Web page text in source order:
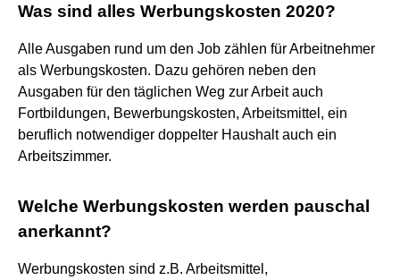
Was sind alles Werbungskosten 2020?
Alle Ausgaben rund um den Job zählen für Arbeitnehmer
als Werbungskosten. Dazu gehören neben den
Ausgaben für den täglichen Weg zur Arbeit auch
Fortbildungen, Bewerbungskosten, Arbeitsmittel, ein
beruflich notwendiger doppelter Haushalt auch ein
Arbeitszimmer.
Welche Werbungskosten werden pauschal
anerkannt?
Werbungskosten sind z.B. Arbeitsmittel,